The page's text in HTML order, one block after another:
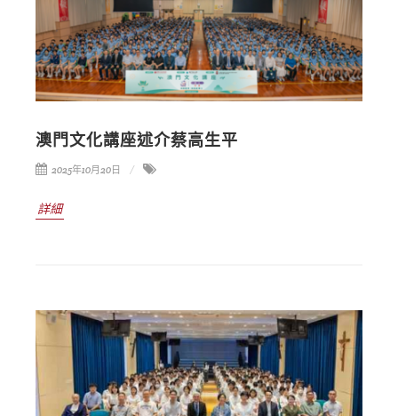
澳門文化講座述介蔡高生平
2025年10月20日
詳細